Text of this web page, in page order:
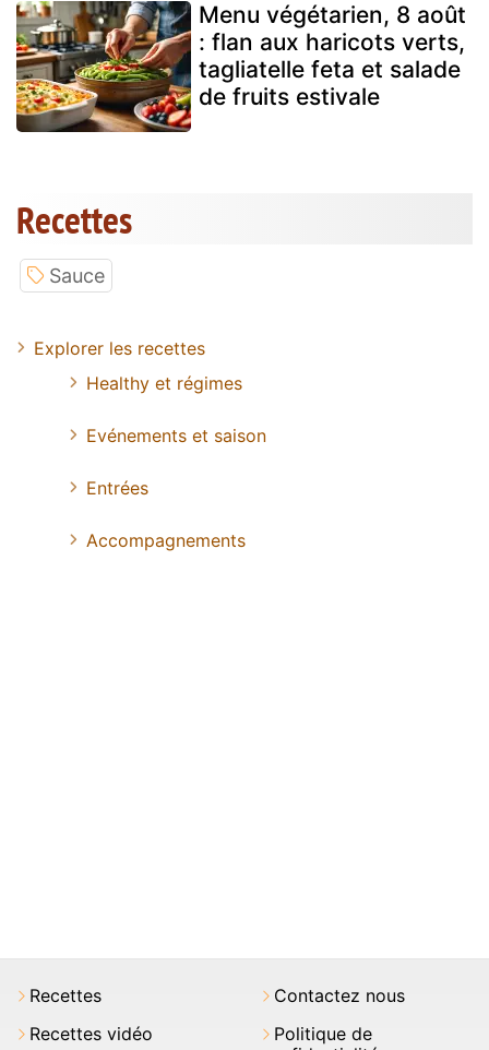
Menu végétarien, 8 août
: flan aux haricots verts,
tagliatelle feta et salade
de fruits estivale
Recettes
Sauce
Explorer les recettes
Healthy et régimes
Evénements et saison
Entrées
Accompagnements
Recettes
Recettes vidéo
Contactez nous
Politique de